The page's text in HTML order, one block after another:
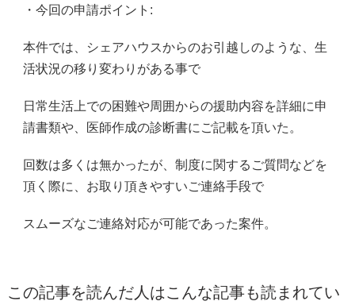
・今回の申請ポイント:
本件では、シェアハウスからのお引越しのような、生
活状況の移り変わりがある事で
日常生活上での困難や周囲からの援助内容を詳細に申
請書類や、医師作成の診断書にご記載を頂いた。
回数は多くは無かったが、制度に関するご質問などを
頂く際に、お取り頂きやすいご連絡手段で
スムーズなご連絡対応が可能であった案件。
この記事を読んだ人はこんな記事も読まれてい